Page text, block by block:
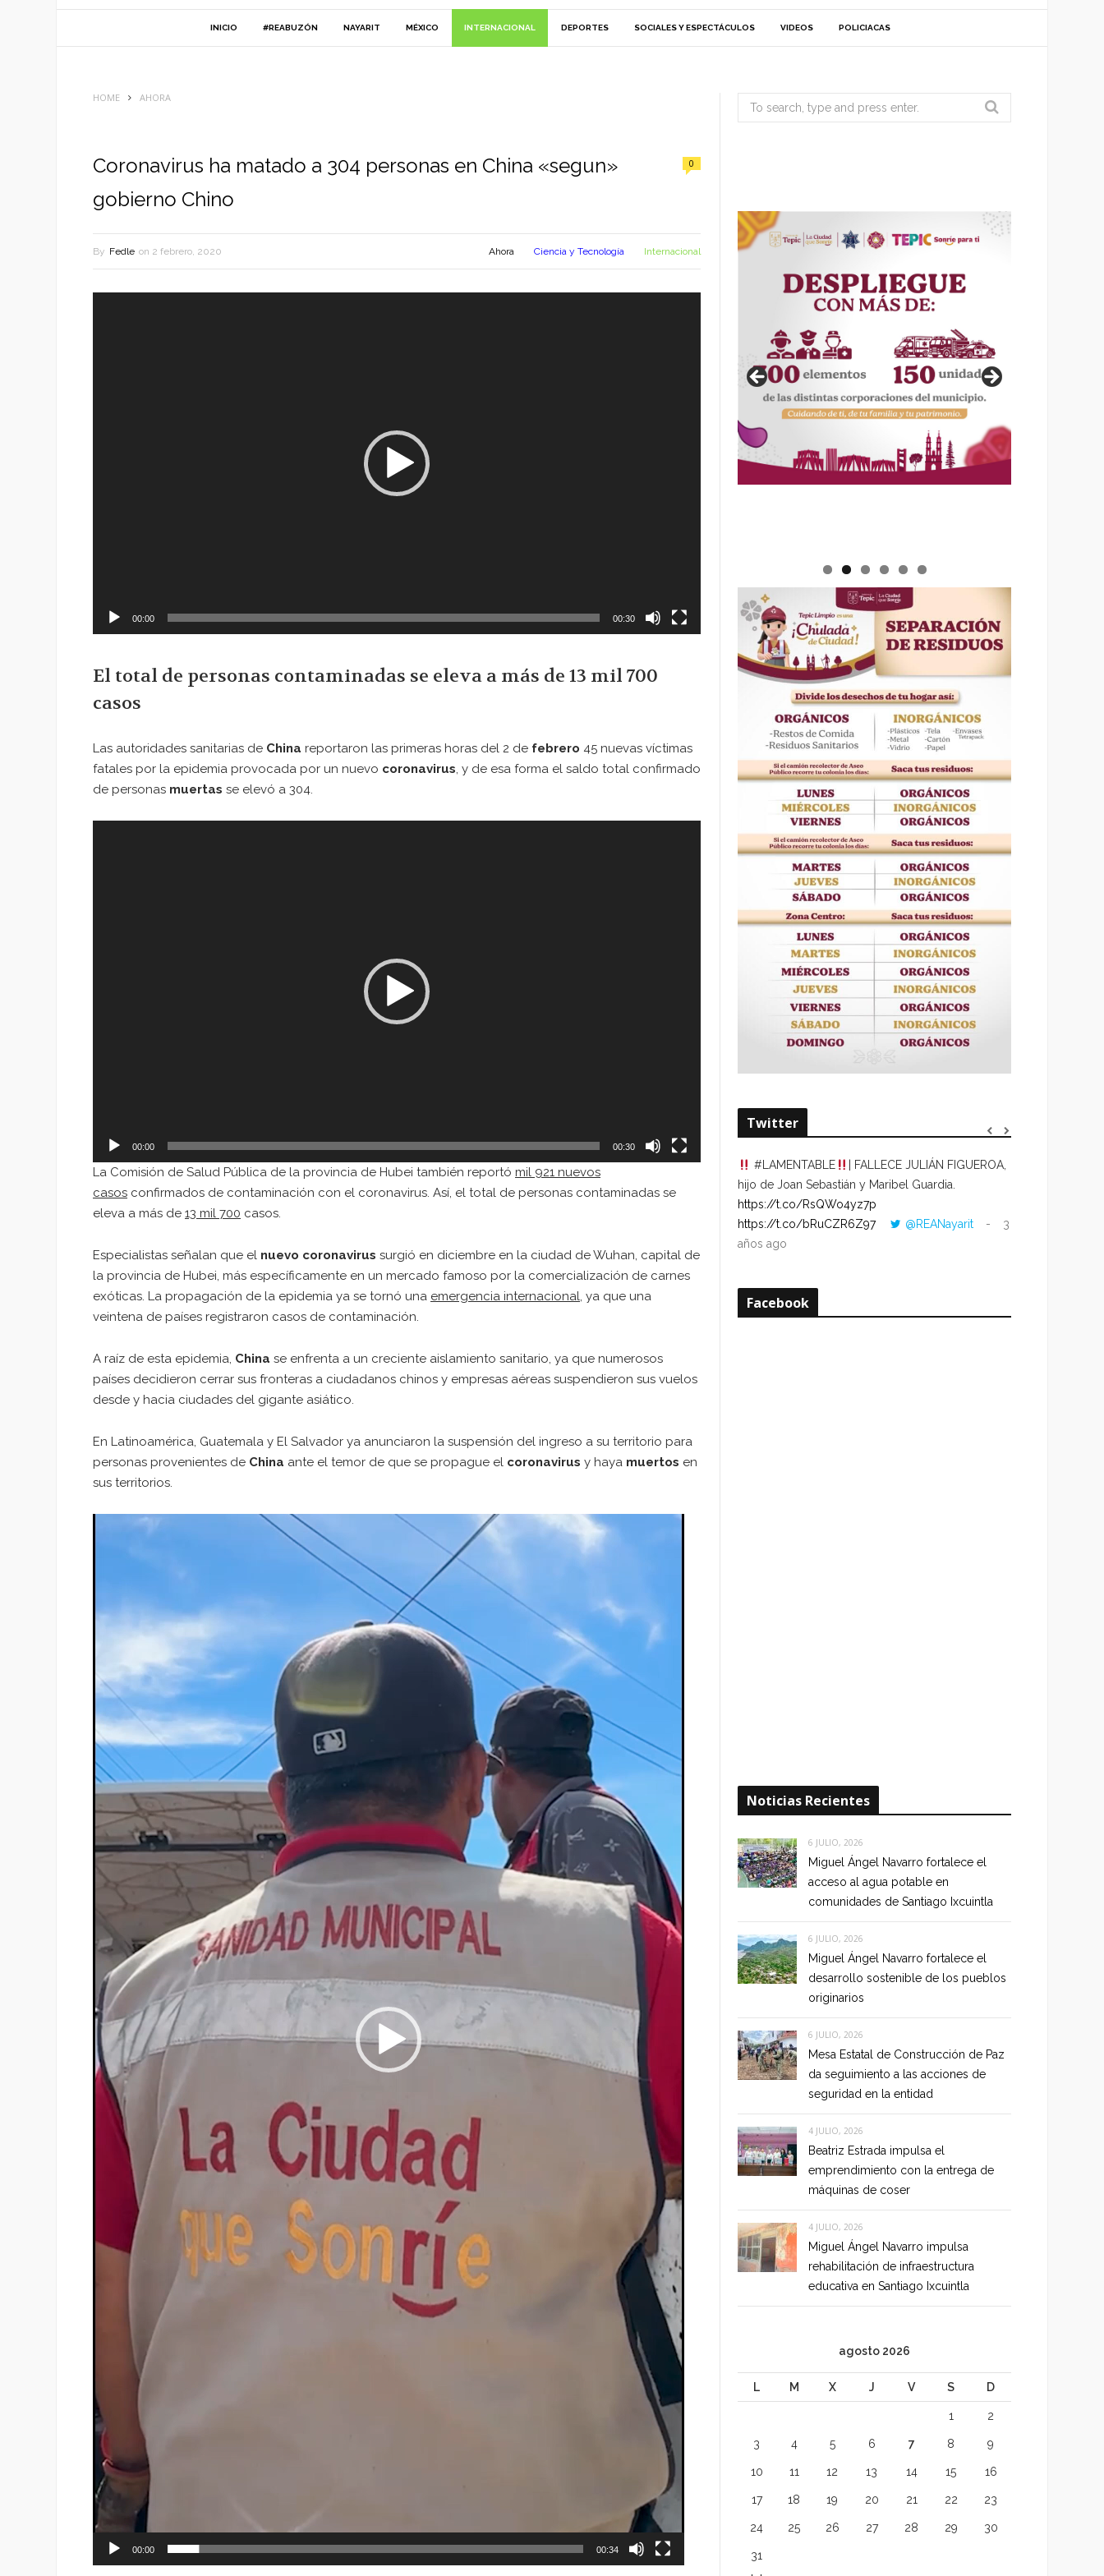
INICIO #REABUZÓN NAYARIT MÉXICO INTERNACIONAL DEPORTES SOCIALES Y ESPECTÁCULOS VIDEOS POLICIACAS
HOME AHORA
Coronavirus ha matado a 304 personas en China «segun»
gobierno Chino
0
By Fedle on 2 febrero, 2020 Ahora Ciencia y Tecnología Internacional
00:00 00:30
El total de personas contaminadas se eleva a más de 13 mil 700
casos
Las autoridades sanitarias de China reportaron las primeras horas del 2 de febrero 45 nuevas víctimas
fatales por la epidemia provocada por un nuevo coronavirus, y de esa forma el saldo total confirmado
de personas muertas se elevó a 304.
00:00 00:30
La Comisión de Salud Pública de la provincia de Hubei también reportó mil 921 nuevos
casos confirmados de contaminación con el coronavirus. Así, el total de personas contaminadas se
eleva a más de 13 mil 700 casos.
Especialistas señalan que el nuevo coronavirus surgió en diciembre en la ciudad de Wuhan, capital de
la provincia de Hubei, más específicamente en un mercado famoso por la comercialización de carnes
exóticas. La propagación de la epidemia ya se tornó una emergencia internacional, ya que una
veintena de países registraron casos de contaminación.
A raíz de esta epidemia, China se enfrenta a un creciente aislamiento sanitario, ya que numerosos
países decidieron cerrar sus fronteras a ciudadanos chinos y empresas aéreas suspendieron sus vuelos
desde y hacia ciudades del gigante asiático.
En Latinoamérica, Guatemala y El Salvador ya anunciaron la suspensión del ingreso a su territorio para
personas provenientes de China ante el temor de que se propague el coronavirus y haya muertos en
sus territorios.
Reproductor
00:00 00:34
Search
for:
Twitter
#LAMENTABLE
| FALLECE JULIÁN FIGUEROA,
hijo de Joan Sebastián y Maribel Guardia.
https://t.co/RsQWo4yz7p
https://t.co/bRuCZR6Z97
@REANayarit
3
años ago
Facebook
Noticias Recientes
6 JULIO, 2026
Miguel Ángel Navarro fortalece el
acceso al agua potable en
comunidades de Santiago Ixcuintla
6 JULIO, 2026
Miguel Ángel Navarro fortalece el
desarrollo sostenible de los pueblos
originarios
6 JULIO, 2026
Mesa Estatal de Construcción de Paz
da seguimiento a las acciones de
seguridad en la entidad
4 JULIO, 2026
Beatriz Estrada impulsa el
emprendimiento con la entrega de
máquinas de coser
4 JULIO, 2026
Miguel Ángel Navarro impulsa
rehabilitación de infraestructura
educativa en Santiago Ixcuintla
agosto 2026
L M X J V S D
1 2
3 4 5 6 7 8 9
10 11 12 13 14 15 16
17 18 19 20 21 22 23
24 25 26 27 28 29 30
31